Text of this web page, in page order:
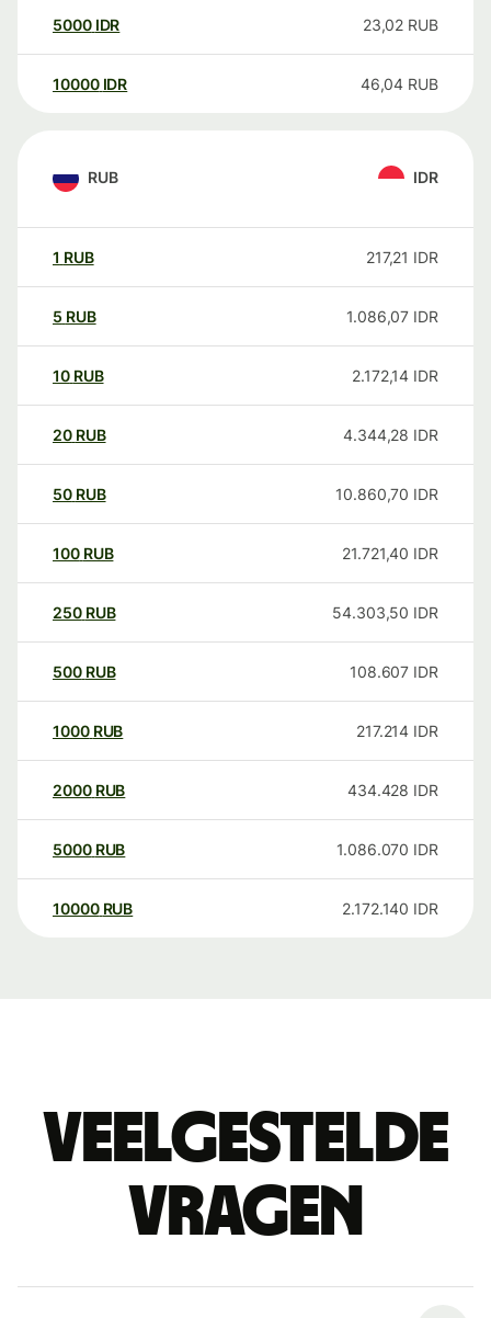
5000 IDR 23,02 RUB
10000 IDR 46,04 RUB
RUB IDR
1 RUB 217,21 IDR
5 RUB 1.086,07 IDR
10 RUB 2.172,14 IDR
20 RUB 4.344,28 IDR
50 RUB 10.860,70 IDR
100 RUB 21.721,40 IDR
250 RUB 54.303,50 IDR
500 RUB 108.607 IDR
1000 RUB 217.214 IDR
2000 RUB 434.428 IDR
5000 RUB 1.086.070 IDR
10000 RUB 2.172.140 IDR
Veelgestelde
vragen